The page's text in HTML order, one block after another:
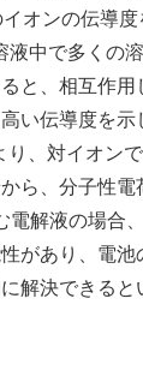
オンの伝導
中で多くの
と、相互作用
い伝導度を
、対イオン
ら、分子性
電解液の場合
があり、電
解決できると